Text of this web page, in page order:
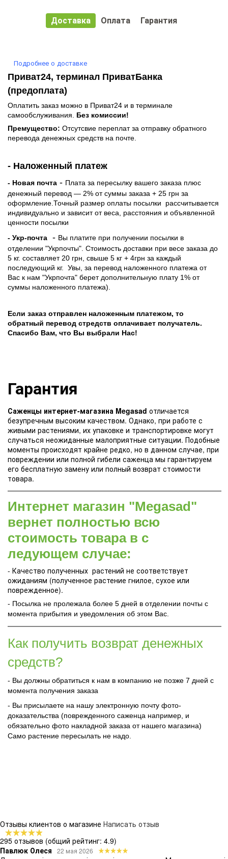
Доставка Оплата Гарантия
Подробнее о доставке
Приват24, терминал ПриватБанка
(предоплата)
Оплатить заказ можно в Приват24 и в терминале
самообслуживания. Без комиссии!
Премущество: Отсутсвие переплат за отправку обратного
перевода денежных средств на почте.
- Наложенный платеж
- Новая почта - Плата за пересылку вашего заказа плюс
денежный перевод — 2% от суммы заказа + 25 грн за
оформление.Точный размер оплаты посылки рассчитывается
индивидуально и зависит от веса, расстояния и объявленной
ценности посылки
- Укр-почта
- Вы платите при получении посылки в
отделении "Укрпочты". Стоимость доставки при весе заказа до
5 кг. составляет 20 грн, свыше 5 кг + 4грн за каждый
последующий кг. Увы, за перевод наложенного платежа от
Вас к нам "Укрпочта" берет дополнительную плату 1% от
суммы наложенного платежа).
Если заказ отправлен наложенным платежом, то
обратный перевод стредств оплачивает получатель.
Спасибо Вам, что Вы выбрали Нас!
Гарантия
Саженцы интернет-магазина Megasad отличается
безупречным высоким качеством. Однако, при работе с
живыми растениями, их упаковке и транспортировке могут
случаться неожиданные малоприятные ситуации. Подобные
моменты происходят крайне редко, но в данном случае, при
повреждении или полной гибели саженца мы гарантируем
его бесплатную замену или полный возврат стоимости
товара.
Интернет магазин "Megasad"
вернет полностью всю
стоимость товара в с
ледующем случае:
- Качество полученных растений не соответствует
ожиданиям (полученное растение гнилое, сухое или
поврежденное).
- Посылка не пролежала более 5 дней в отделении почты с
момента прибытия и уведомления об этом Вас.
Как получить возврат денежных
средств?
- Вы должны обратиться к нам в компанию не позже 7 дней с
момента получения заказа
- Вы присылаете на нашу электронную почту фото-
доказательства (поврежденного саженца например, и
обязательно фото накладной заказа от нашего магазина)
Само растение пересылать не надо.
Отзывы клиентов о магазине Написать отзыв
295 отзывов (общий рейтинг: 4.9)
Павлюк Олеся
22 мая 2026